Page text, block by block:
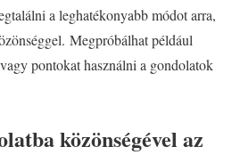
a leghatékonyabb módot arra,
Megpróbálhat például
pontokat használni a gondolatok
közönségével az